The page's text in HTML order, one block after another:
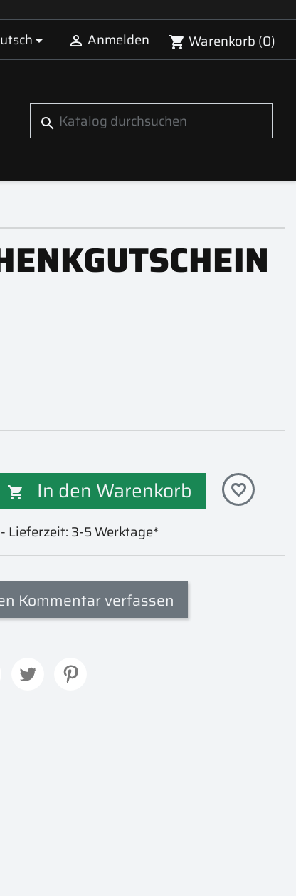
  Anmelden shopping_cart Warenkorb (0)
search
 In den Warenkorb favorite_border
Lieferzeit: 3-5 Werktage*
Kommentar verfassen